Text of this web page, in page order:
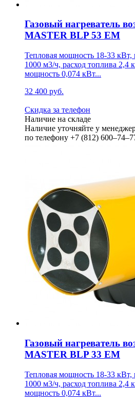
Газовый нагреватель
MASTER BLP 53 EM
Тепловая мощность 18-33 кВт,
1000 м3/ч, расход топлива 2,4
мощность 0,074 кВт...
32 400 руб.
Скидка за телефон
Наличие на складе
Наличие уточняйте у
по телефону +7 (812)
Газовый нагреватель
MASTER BLP 33 EM
Тепловая мощность 18-33 кВт,
1000 м3/ч, расход топлива 2,4
мощность 0,074 кВт...